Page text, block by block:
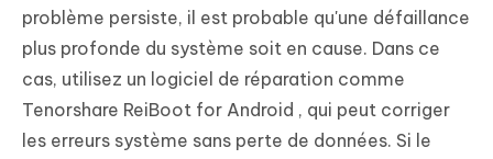
problème persiste, il est probable qu'une défaillance
plus profonde du système soit en cause. Dans ce
cas, utilisez un logiciel de réparation comme
Tenorshare ReiBoot for Android , qui peut corriger
les erreurs système sans perte de données. Si le